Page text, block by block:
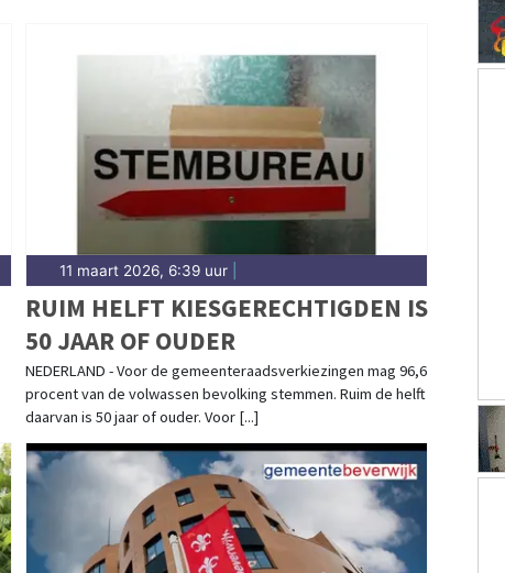
en woningbouwprojecten in Broekpolder tot
Beverwijk. Hier vind je het complete overzicht
11 maart 2026, 6:39 uur|
RUIM HELFT KIESGERECHTIGDEN IS
50 JAAR OF OUDER
NEDERLAND - Voor de gemeenteraadsverkiezingen mag 96,6
procent van de volwassen bevolking stemmen. Ruim de helft
daarvan is 50 jaar of ouder. Voor [...]